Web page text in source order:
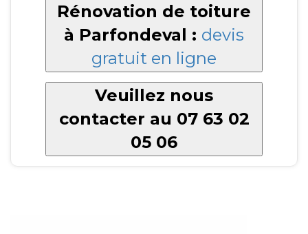
Rénovation de toiture
à Parfondeval : devis
gratuit en ligne
Veuillez nous
contacter au 07 63 02
05 06